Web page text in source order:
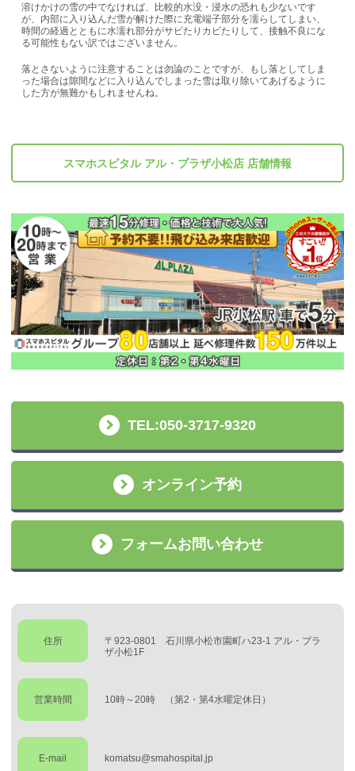
溶けかけの雪の中でなければ、比較的水没・浸水の恐れも少ないです
が、内部に入り込んだ雪が解けた際に充電端子部分を濡らしてしまい、
時間の経過とともに水濡れ部分がサビたりカビたりして、接触不良にな
る可能性もない訳ではございません。
落とさないように注意することは勿論のことですが、もし落としてしま
った場合は隙間などに入り込んでしまった雪は取り除いてあげるように
した方が無難かもしれませんね。
スマホスピタル アル・プラザ小松店 店舗情報
TEL:050-3717-9320
オンライン予約
フォームお問い合わせ
住所
〒923-0801 石川県小松市園町ハ23-1 アル・プラ
ザ小松1F
営業時間 10時～20時 （第2・第4水曜定休日）
E-mail komatsu@smahospital.jp